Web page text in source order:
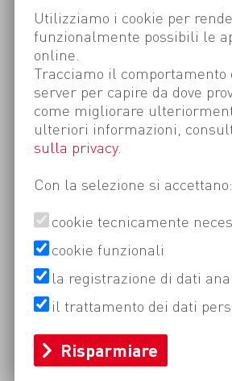
Utilizziamo i cookie per
funzionalmente possibili le
online.
Tracciamo il
server per capire da dove
come migliorare
ulteriori informazioni,
sulla privacy.
Con la selezione si accettano:
cookie tecnicamente
cookie funzionali
la registrazione di dati
il trattamento dei dati
Risparmiare